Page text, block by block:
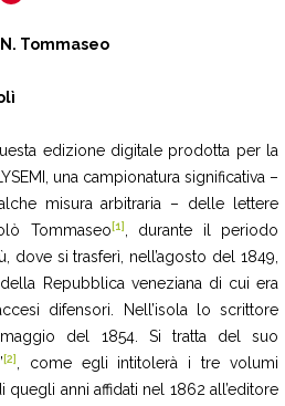
Tommaseo
edizione digitale prodotta per la
una campionatura significativa –
misura arbitraria – delle lettere
Tommaseo[1], durante il periodo
dove si trasferì, nell’agosto del 1849,
Repubblica veneziana di cui era
difensori. Nell’isola lo scrittore
del 1854. Si tratta del suo
[2], come egli intitolerà i tre volumi
anni affidati nel 1862 all’editore